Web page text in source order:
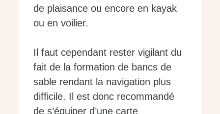
de plaisance ou encore en kayak
ou en voilier.
Il faut cependant rester vigilant du
fait de la formation de bancs de
sable rendant la navigation plus
difficile. Il est donc recommandé
de s’équiper d’une carte